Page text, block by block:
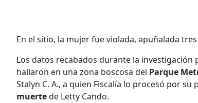
En el sitio, la mujer fue violada, apuñalada
Los datos recabados durante la
hallaron en una zona boscosa del Parque
Stalyn C. A., a quien Fiscalía lo procesó por
muertede Letty Cando.